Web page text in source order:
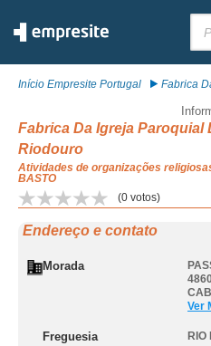
Início Empresite Portugal Fabrica
Fabrica Da Igreja Paroquial
Riodouro
Atividades de organizações
BASTO
(0 votos)
Endereço e contato
Morada
Ver
Freguesia RIO